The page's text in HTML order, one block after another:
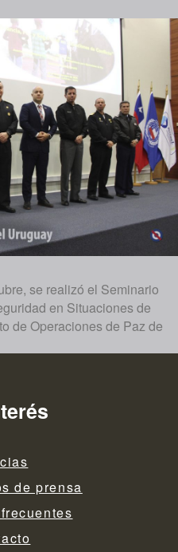
se realizó el Seminario
en Situaciones de
de Operaciones de Paz de
de prensa